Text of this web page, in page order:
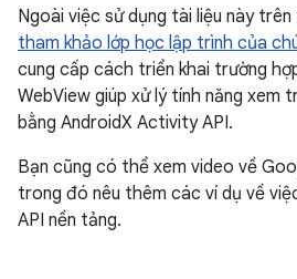
Ngoài việc sử dụng tài liệu này trên
tham khảo lớp học lập trình của
cung cấp cách triển khai trường
WebView giúp xử lý tính năng xem
bằng AndroidX Activity API.
Bạn cũng có thể xem video về
trong đó nêu thêm các ví dụ về
API nền tảng.